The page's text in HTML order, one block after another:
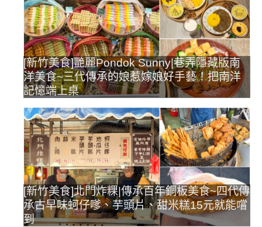
[新竹美食]艷麗Pondok Sunny|巷弄隱藏版南
洋美食~三代傳承的娘惹嫁娘好手藝！把南洋
記憶端上桌
[新竹美食]北門炸粿|傳承百年銅板美食~四代傳
承古早味蚵仔嗲、芋頭片、甜米糕15元就能嚐
到